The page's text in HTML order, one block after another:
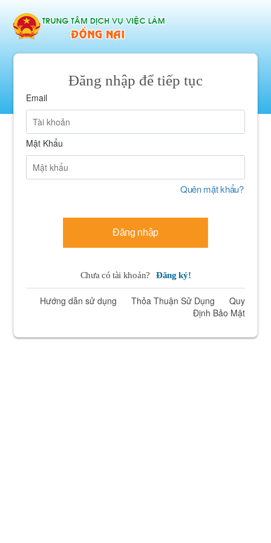
Đăng nhập để tiếp tục
Email
Mật Khẩu
Quên mật khẩu?
Đăng nhập
Chưa có tài khoản? Đăng ký!
Hướng dẫn sử dụng Thỏa Thuận Sử Dụng
Quy
Định Bảo Mật